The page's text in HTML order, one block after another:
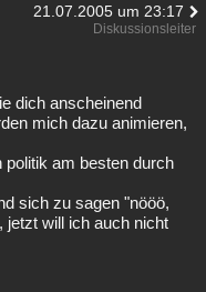
21.07.2005 um 23:17
Diskussionsleiter
dich anscheinend
mich dazu animieren,
politik am besten durch
sich zu sagen "nööö,
jetzt will ich auch nicht